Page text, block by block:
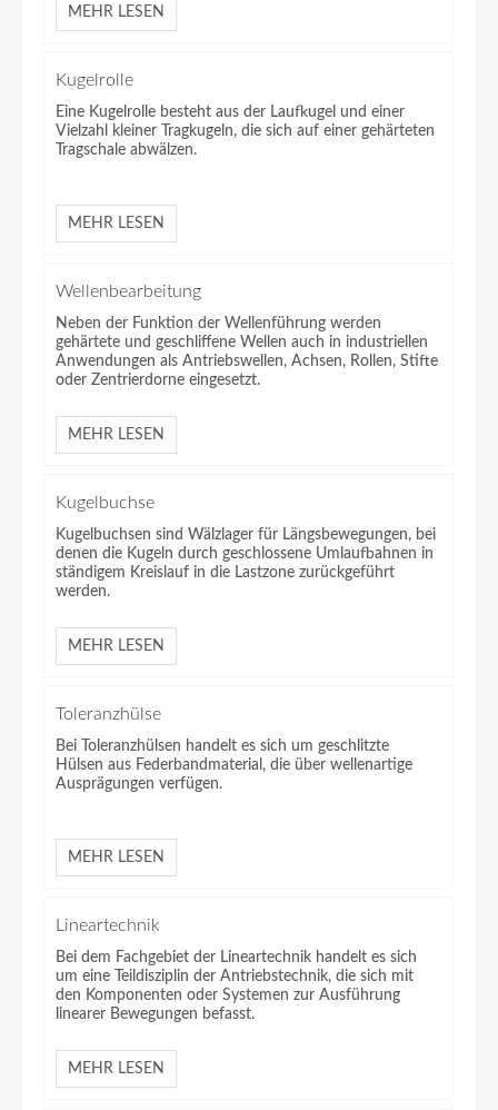
MEHR LESEN
Kugelrolle
Eine Kugelrolle besteht aus der Laufkugel und einer
Vielzahl kleiner Tragkugeln, die sich auf einer gehärteten
Tragschale abwälzen.
MEHR LESEN
Wellenbearbeitung
Neben der Funktion der Wellenführung werden
gehärtete und geschliffene Wellen auch in industriellen
Anwendungen als Antriebswellen, Achsen, Rollen, Stifte
oder Zentrierdorne eingesetzt.
MEHR LESEN
Kugelbuchse
Kugelbuchsen sind Wälzlager für Längsbewegungen, bei
denen die Kugeln durch geschlossene Umlaufbahnen in
ständigem Kreislauf in die Lastzone zurückgeführt
werden.
MEHR LESEN
Toleranzhülse
Bei Toleranzhülsen handelt es sich um geschlitzte
Hülsen aus Federbandmaterial, die über wellenartige
Ausprägungen verfügen.
MEHR LESEN
Lineartechnik
Bei dem Fachgebiet der Lineartechnik handelt es sich
um eine Teildisziplin der Antriebstechnik, die sich mit
den Komponenten oder Systemen zur Ausführung
linearer Bewegungen befasst.
MEHR LESEN